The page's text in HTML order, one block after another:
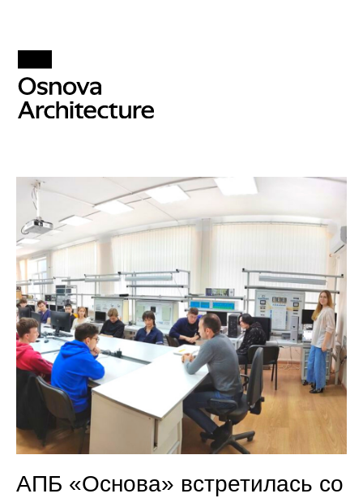
АПБ «Основа» встретилась со